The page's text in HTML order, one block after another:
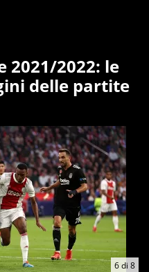
2021/2022: le
delle partite
6di 8